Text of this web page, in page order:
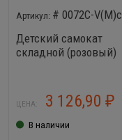
# 0072C-V(М)с
Детский самокат
складной (розовый)
ЦЕНА: 3 126,90 ₽
В наличии